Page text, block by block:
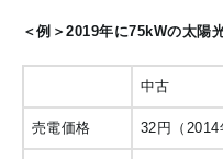
＜例＞2019年に75kWの太陽
中古
売電価格 32円（2014